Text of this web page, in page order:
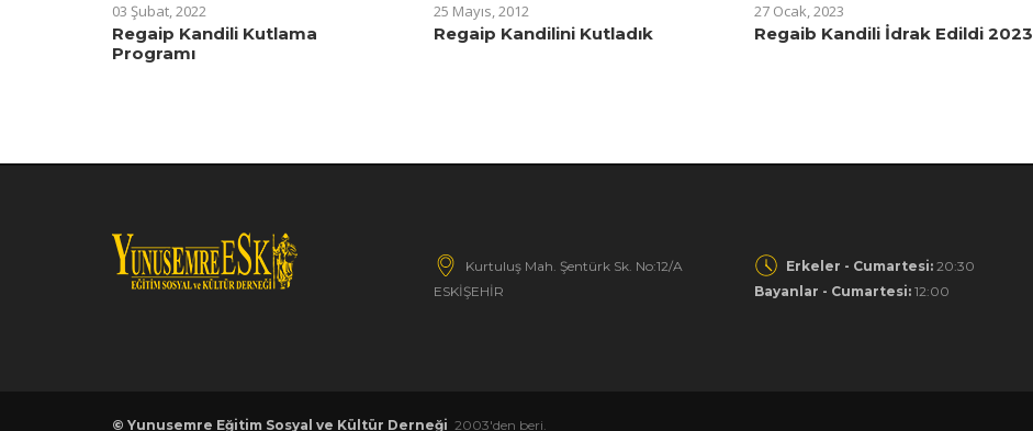
03 Şubat, 2022
Regaip Kandili Kutlama
Programı
25 Mayıs, 2012
Regaip Kandilini Kutladık
27 Ocak, 2023
Regaib Kandili İdrak Edildi 2023
Kurtuluş Mah. Şentürk Sk. No:12/A
ESKİŞEHİR
Erkeler - Cumartesi: 20:30
Bayanlar - Cumartesi: 12:00
© Yunusemre Eğitim Sosyal ve Kültür Derneği 2003'den beri.